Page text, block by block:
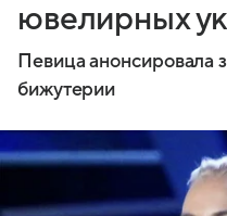
ювелирных
Певица анонсировала
бижутерии